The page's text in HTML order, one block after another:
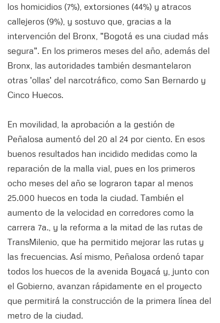
los homicidios (7%), extorsiones (44%) y atracos
callejeros (9%), y sostuvo que, gracias a la
intervención del Bronx, "Bogotá es una ciudad más
segura". En los primeros meses del año, además del
Bronx, las autoridades también desmantelaron
otras 'ollas' del narcotráfico, como San Bernardo y
Cinco Huecos.
En movilidad, la aprobación a la gestión de
Peñalosa aumentó del 20 al 24 por ciento. En esos
buenos resultados han incidido medidas como la
reparación de la malla vial, pues en los primeros
ocho meses del año se lograron tapar al menos
25.000 huecos en toda la ciudad. También el
aumento de la velocidad en corredores como la
carrera 7a., y la reforma a la mitad de las rutas de
TransMilenio, que ha permitido mejorar las rutas y
las frecuencias. Así mismo, Peñalosa ordenó tapar
todos los huecos de la avenida Boyacá y, junto con
el Gobierno, avanzan rápidamente en el proyecto
que permitirá la construcción de la primera línea del
metro de la ciudad.